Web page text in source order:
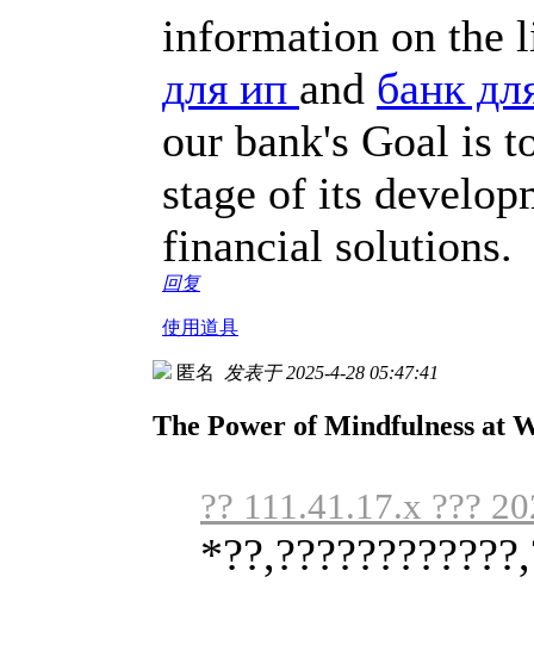
information on the
для ип and банк
our bank's Goal is
stage of its
financial solutions.
回复
使用道具
匿名 发表于 2025-4-28 05:47:41
The Power of Mindfulness at
?? 111.41.17.x ???